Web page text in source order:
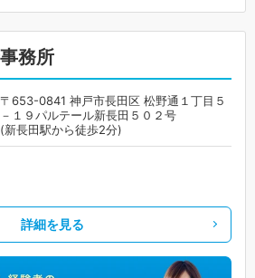
務所
〒653-0841 神戸市長田区 松野通１丁目５
－１９パルテール新長田５０２号
(新長田駅から徒歩2分)
詳細を見る